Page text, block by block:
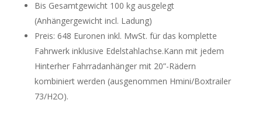
Bis Gesamtgewicht 100 kg ausgelegt
(Anhängergewicht incl. Ladung)
Preis: 648 Euronen inkl. MwSt. für das komplette
Fahrwerk inklusive Edelstahlachse.Kann mit jedem
Hinterher Fahrradanhänger mit 20”-Rädern
kombiniert werden (ausgenommen Hmini/Boxtrailer
73/H2O).